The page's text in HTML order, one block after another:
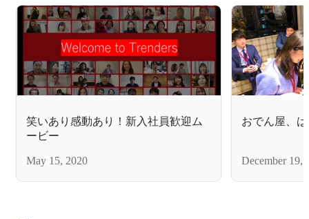
笑いあり感動あり！新入社員歓迎ム
ービー
May 15, 2020
おでん屋、
December 19,